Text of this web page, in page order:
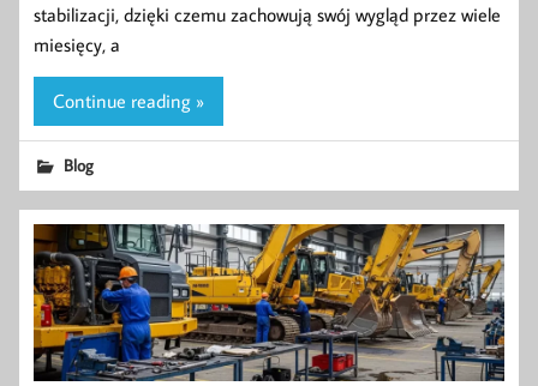
stabilizacji, dzięki czemu zachowują swój wygląd przez wiele
miesięcy, a
Continue reading »
Blog